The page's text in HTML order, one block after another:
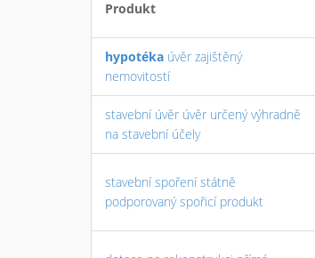
Produkt
hypotéka úvěr zajištěný
nemovitostí
stavební úvěr úvěr určený výhradně
na stavební účely
stavební spoření státně
podporovaný spořicí produkt